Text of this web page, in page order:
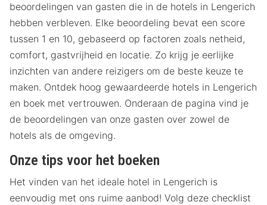
beoordelingen van gasten die in de hotels in Lengerich
hebben verbleven. Elke beoordeling bevat een score
tussen 1 en 10, gebaseerd op factoren zoals netheid,
comfort, gastvrijheid en locatie. Zo krijg je eerlijke
inzichten van andere reizigers om de beste keuze te
maken. Ontdek hoog gewaardeerde hotels in Lengerich
en boek met vertrouwen. Onderaan de pagina vind je
de beoordelingen van onze gasten over zowel de
hotels als de omgeving.
Onze tips voor het boeken
Het vinden van het ideale hotel in Lengerich is
eenvoudig met ons ruime aanbod! Volg deze checklist